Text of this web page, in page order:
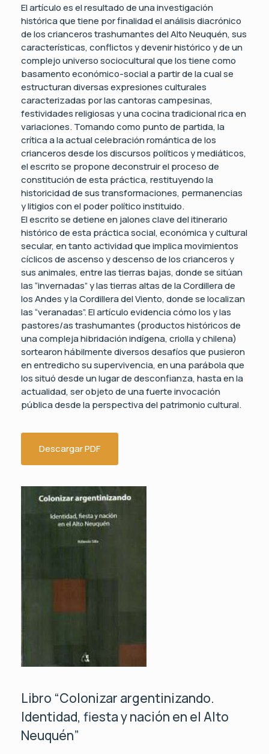
El artículo es el resultado de una investigación
histórica que tiene por finalidad el análisis diacrónico
de los crianceros trashumantes del Alto Neuquén, sus
características, conflictos y devenir histórico y de un
complejo universo sociocultural que los tiene como
basamento económico-social a partir de la cual se
estructuran diversas expresiones culturales
caracterizadas por las cantoras campesinas,
festividades religiosas y una cocina tradicional rica en
variaciones. Tomando como punto de partida, la
crítica a la actual celebración romántica de los
crianceros desde los discursos políticos y mediáticos,
el escrito se propone deconstruir el proceso de
constitución de esta práctica, restituyendo la
historicidad de sus transformaciones, permanencias
y litigios con el poder político instituido.
El escrito se detiene en jalones clave del itinerario
histórico de esta práctica social, económica y cultural
secular, en tanto actividad que implica movimientos
cíclicos de ascenso y descenso de los crianceros y
sus animales, entre las tierras bajas, donde se sitúan
las “invernadas” y las tierras altas de la Cordillera de
los Andes y la Cordillera del Viento, donde se localizan
las “veranadas”. El artículo evidencia cómo los y las
pastores/as trashumantes (productos históricos de
una compleja hibridación indígena, criolla y chilena)
sortearon hábilmente diversos desafíos que pusieron
en entredicho su supervivencia, en una parábola que
los situó desde un lugar de desconfianza, hasta en la
actualidad, ser objeto de una fuerte invocación
pública desde la perspectiva del patrimonio cultural.
Descargar PDF
Libro “Colonizar argentinizando.
Identidad, fiesta y nación en el Alto
Neuquén”